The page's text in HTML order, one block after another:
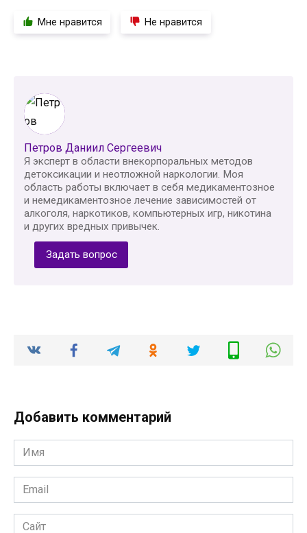
Мне нравится Не нравится
Петров Даниил Сергеевич
Я эксперт в области внекорпоральных методов
детоксикации и неотложной наркологии. Моя
область работы включает в себя медикаментозное
и немедикаментозное лечение зависимостей от
алкоголя, наркотиков, компьютерных игр, никотина
и других вредных привычек.
Задать вопрос
Добавить комментарий
Имя
*
Email
*
Сайт